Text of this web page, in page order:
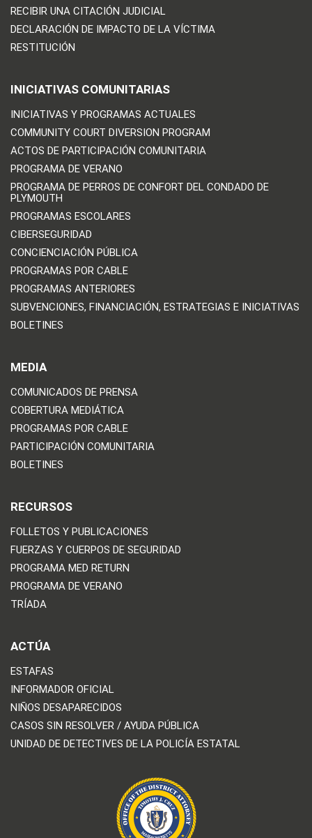
RECIBIR UNA CITACIÓN JUDICIAL
DECLARACIÓN DE IMPACTO DE LA VÍCTIMA
RESTITUCIÓN
INICIATIVAS COMUNITARIAS
INICIATIVAS Y PROGRAMAS ACTUALES
COMMUNITY COURT DIVERSION PROGRAM
ACTOS DE PARTICIPACIÓN COMUNITARIA
PROGRAMA DE VERANO
PROGRAMA DE PERROS DE CONFORT DEL CONDADO DE
PLYMOUTH
PROGRAMAS ESCOLARES
CIBERSEGURIDAD
CONCIENCIACIÓN PÚBLICA
PROGRAMAS POR CABLE
PROGRAMAS ANTERIORES
SUBVENCIONES, FINANCIACIÓN, ESTRATEGIAS E INICIATIVAS
BOLETINES
MEDIA
COMUNICADOS DE PRENSA
COBERTURA MEDIÁTICA
PROGRAMAS POR CABLE
PARTICIPACIÓN COMUNITARIA
BOLETINES
RECURSOS
FOLLETOS Y PUBLICACIONES
FUERZAS Y CUERPOS DE SEGURIDAD
PROGRAMA MED RETURN
PROGRAMA DE VERANO
TRÍADA
ACTÚA
ESTAFAS
INFORMADOR OFICIAL
NIÑOS DESAPARECIDOS
CASOS SIN RESOLVER / AYUDA PÚBLICA
UNIDAD DE DETECTIVES DE LA POLICÍA ESTATAL